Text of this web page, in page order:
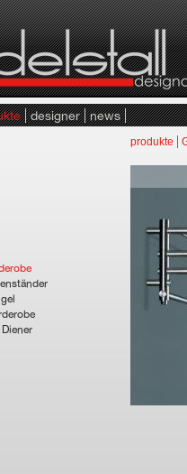
designer news
produkte